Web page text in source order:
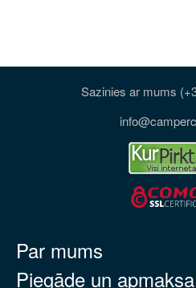
Sazinies ar mums
Par mums
Piegāde un apmaksa